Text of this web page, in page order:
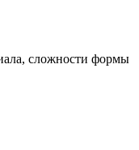
сложности формы